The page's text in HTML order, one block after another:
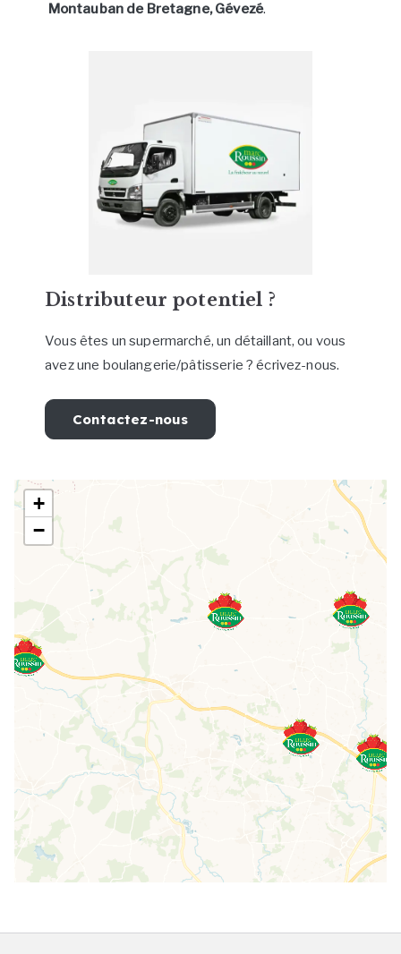
Montauban de Bretagne, Gévezé.
Distributeur potentiel ?
Vous êtes un supermarché, un détaillant, ou vous
avez une boulangerie/pâtisserie ? écrivez-nous.
Contactez-nous
+
−